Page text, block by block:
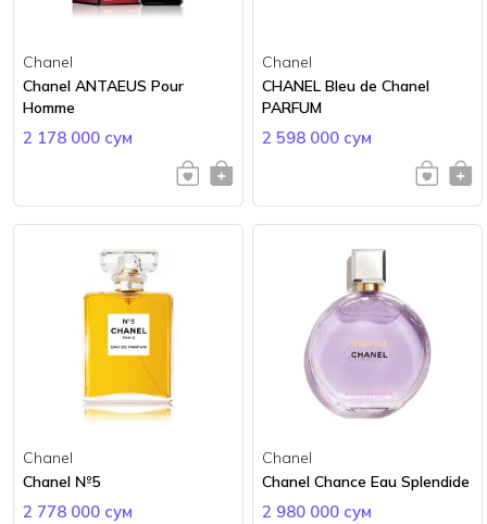
Chanel
Chanel ANTAEUS Pour
Homme
2 178 000 сум
Chanel
CHANEL Bleu de Chanel
PARFUM
2 598 000 сум
Chanel
Chanel №5
2 778 000 сум
Chanel
Chanel Chance Eau Splendide
2 980 000 сум